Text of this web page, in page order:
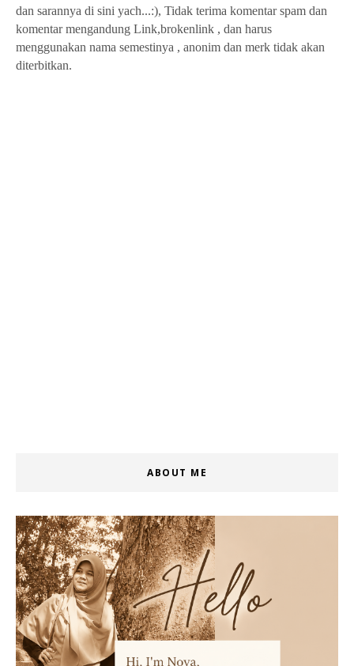
dan sarannya di sini yach...:), Tidak terima komentar spam dan
komentar mengandung Link,brokenlink , dan harus
menggunakan nama semestinya , anonim dan merk tidak akan
diterbitkan.
ABOUT ME